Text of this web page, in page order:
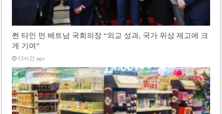
쩐 타인 먼 베트남 국회의장 “외교 성과, 국가 위상 제고에 크
게 기여”
15시간 ago